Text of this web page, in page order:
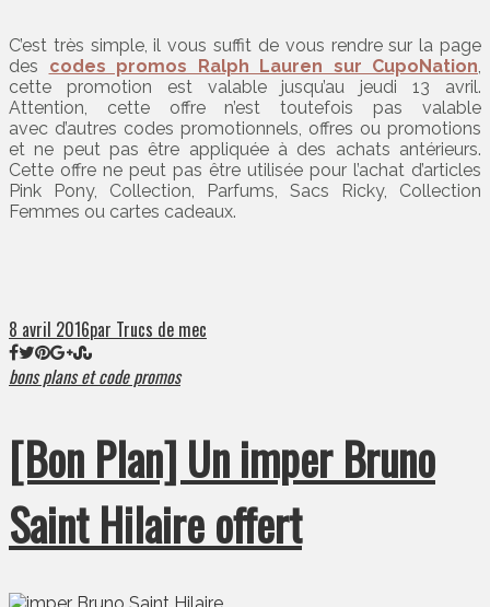
C’est très simple, il vous suffit de vous rendre sur la page
des codes promos Ralph Lauren sur CupoNation,
cette promotion est valable jusqu’au jeudi 13 avril.
Attention, cette offre n’est toutefois pas valable
avec d’autres codes promotionnels, offres ou promotions
et ne peut pas être appliquée à des achats antérieurs.
Cette offre ne peut pas être utilisée pour l’achat d’articles
Pink Pony, Collection, Parfums, Sacs Ricky, Collection
Femmes ou cartes cadeaux.
8 avril 2016par Trucs de mec
bons plans et code promos
[Bon Plan] Un imper Bruno
Saint Hilaire offert